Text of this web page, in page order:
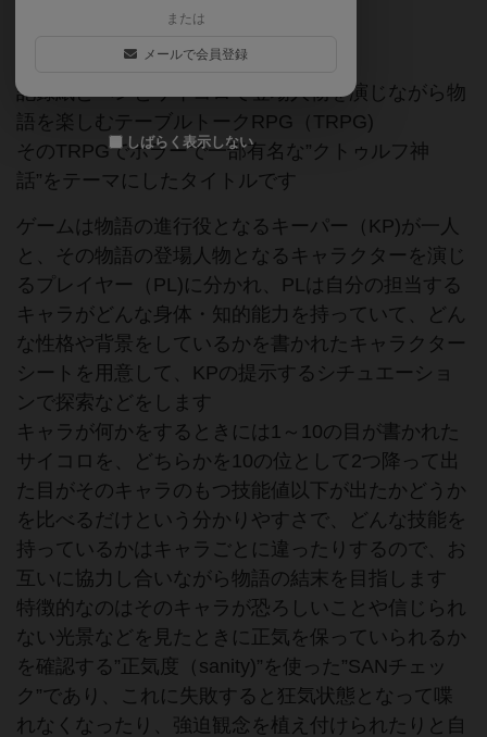
記録紙とペンとサイコロで登場人物を演じながら物
語を楽しむテーブルトークRPG（TRPG)
そのTRPGでホラーで一部有名な”クトゥルフ神
話”をテーマにしたタイトルです
ゲームは物語の進行役となるキーパー（KP)が一人
と、その物語の登場人物となるキャラクターを演じ
るプレイヤー（PL)に分かれ、PLは自分の担当する
キャラがどんな身体・知的能力を持っていて、どん
な性格や背景をしているかを書かれたキャラクター
シートを用意して、KPの提示するシチュエーショ
ンで探索などをします
キャラが何かをするときには1～10の目が書かれた
サイコロを、どちらかを10の位として2つ降って出
た目がそのキャラのもつ技能値以下が出たかどうか
を比べるだけという分かりやすさで、どんな技能を
持っているかはキャラごとに違ったりするので、お
互いに協力し合いながら物語の結末を目指します
特徴的なのはそのキャラが恐ろしいことや信じられ
ない光景などを見たときに正気を保っていられるか
を確認する”正気度（sanity)”を使った”SANチェッ
ク”であり、これに失敗すると狂気状態となって喋
れなくなったり、強迫観念を植え付けられたりと自
または
メールで会員登録
しばらく表示しない